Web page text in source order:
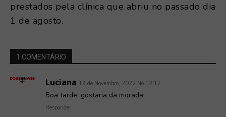
prestados pela clínica que abriu no passado dia
1 de agosto.
1 COMENTÁRIO
Luciana 19 de Novembro, 2022 No 12:17
Boa tarde, gostaria da morada .
Responder